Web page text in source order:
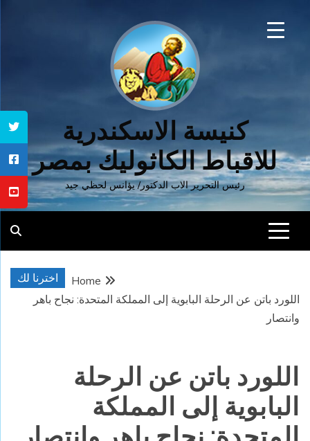
كنيسة الاسكندرية
للاقباط الكاثوليك بمصر
رئيس التحرير الاب الدكتور/ يؤانس لحظي جيد
اخترنا لك
Home
اللورد باتن عن الرحلة البابوية إلى المملكة المتحدة: نجاح باهر
وانتصار
اللورد باتن عن الرحلة
البابوية إلى المملكة